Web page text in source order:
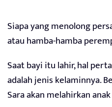
Siapa yang menolong
atau hamba-hamba
Saat bayi itu lahir, hal
adalah jenis kelaminnya.
Sara akan melahirkan